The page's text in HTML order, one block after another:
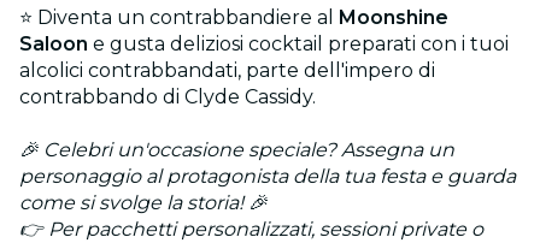
⭐ Diventa un contrabbandiere al
Moonshine
Saloon e gusta deliziosi cocktail preparati con i tuoi
alcolici contrabbandati, parte dell'impero di
contrabbando di Clyde Cassidy.
🎉 Celebri un'occasione speciale? Assegna un
personaggio al protagonista della tua festa e guarda
come si svolge la storia! 🎉
👉 Per pacchetti personalizzati, sessioni private o